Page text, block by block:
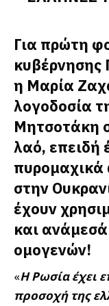
Για πρώτη
κυβέρνησης
η Μαρία
λογοδοσία
Μητσοτάκη
λαό, επειδή
πυρομαχικά
στην
έχουν
και
ομογενών!
«Η Ρωσία έχει
προσοχή της